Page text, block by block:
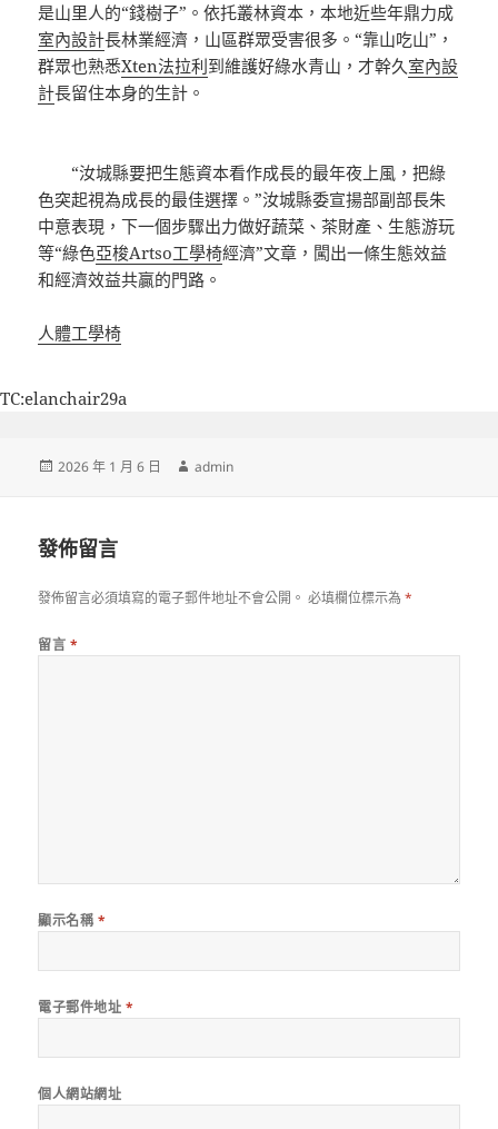
是山里人的“錢樹子”。依托叢林資本，本地近些年鼎力成
室內設計長林業經濟，山區群眾受害很多。“靠山吃山”，
群眾也熟悉Xten法拉利到維護好綠水青山，才幹久室內設
計長留住本身的生計。
“汝城縣要把生態資本看作成長的最年夜上風，把綠
色突起視為成長的最佳選擇。”汝城縣委宣揚部副部長朱
中意表現，下一個步驟出力做好蔬菜、茶財產、生態游玩
等“綠色亞梭Artso工學椅經濟”文章，闖出一條生態效益
和經濟效益共贏的門路。
人體工學椅
TC:elanchair29a
發
2026 年 1 月 6 日
作
admin
發佈留言
發佈留言必須填寫的電子郵件地址不會公開。 必填欄位標示為*
留言 *
顯示名稱 *
電子郵件地址 *
個人網站網址